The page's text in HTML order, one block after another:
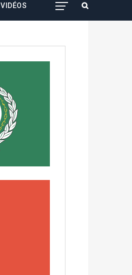
VIDÉOS